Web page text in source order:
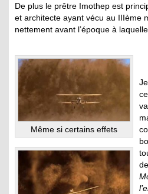
De plus le prêtre Imothep est
et architecte ayant vécu au IIIème
nettement avant l’époque à
Même si certains effets